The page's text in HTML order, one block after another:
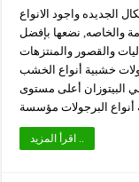
الجديده واجود الانواع
والخاصه, نضعها بإفضل
والقصور والمنتزهات
تركيب برجولات خشبية أنواع الخشب
البيتوزان أعلى مستوى